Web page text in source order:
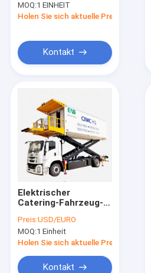
Fahrerhaus, zum des
Caterings für
erbringen
MOQ:1 EINHEIT
Holen Sie sich aktuelle Preis
Kontakt
Elektrischer
Catering-Fahrzeug-
zum Einsteigen von
Flugpassagieren
serviert wird
Preis:USD/EURO
MOQ:1 Einheit
Holen Sie sich aktuelle Preis
Kontakt